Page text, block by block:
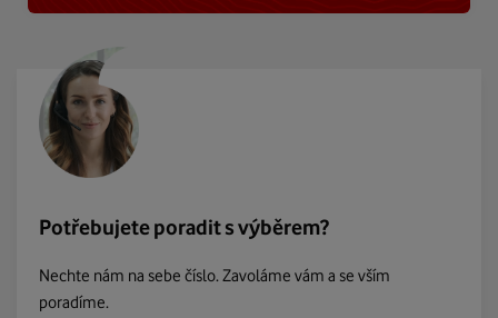
Potřebujete poradit s výběrem?
Nechte nám na sebe číslo. Zavoláme vám a se vším
poradíme.